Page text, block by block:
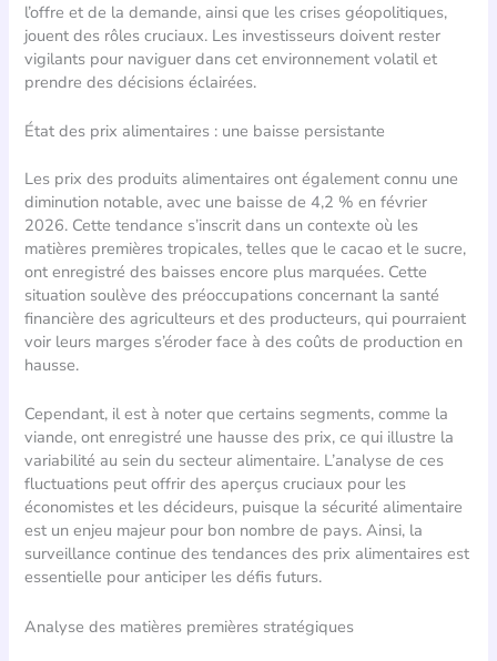
l’offre et de la demande, ainsi que les crises géopolitiques,
jouent des rôles cruciaux. Les investisseurs doivent rester
vigilants pour naviguer dans cet environnement volatil et
prendre des décisions éclairées.
État des prix alimentaires : une baisse persistante
Les prix des produits alimentaires ont également connu une
diminution notable, avec une baisse de 4,2 % en février
2026. Cette tendance s’inscrit dans un contexte où les
matières premières tropicales, telles que le cacao et le sucre,
ont enregistré des baisses encore plus marquées. Cette
situation soulève des préoccupations concernant la santé
financière des agriculteurs et des producteurs, qui pourraient
voir leurs marges s’éroder face à des coûts de production en
hausse.
Cependant, il est à noter que certains segments, comme la
viande, ont enregistré une hausse des prix, ce qui illustre la
variabilité au sein du secteur alimentaire. L’analyse de ces
fluctuations peut offrir des aperçus cruciaux pour les
économistes et les décideurs, puisque la sécurité alimentaire
est un enjeu majeur pour bon nombre de pays. Ainsi, la
surveillance continue des tendances des prix alimentaires est
essentielle pour anticiper les défis futurs.
Analyse des matières premières stratégiques